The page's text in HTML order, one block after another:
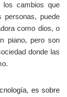
cambios que
personas, puede
como dios, o
piano, pero son
donde las
es sobre